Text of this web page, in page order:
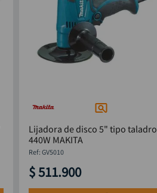
Lijadora de disco 5" tipo taladro
440W MAKITA
: GV5010
$511.900